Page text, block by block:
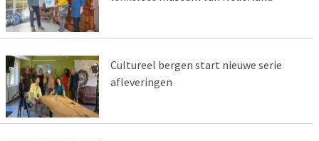
Cultureel bergen start nieuwe serie
afleveringen